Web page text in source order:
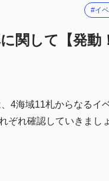
#イ
関して【発動
4海域11札からなるイ
ぞれ確認していきまし